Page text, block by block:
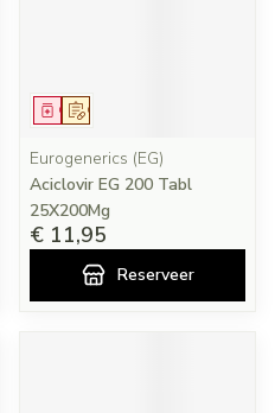
Op voorschrift
Geneesmiddel
Eurogenerics (EG)
Aciclovir EG 200 Tabl
25X200Mg
€ 11,95
Reserveer